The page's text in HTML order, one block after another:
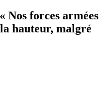
Nos forces armées
hauteur, malgré